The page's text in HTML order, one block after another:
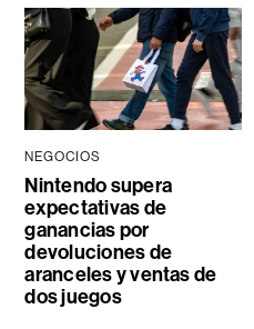
NEGOCIOS
Nintendo supera
expectativas de
ganancias por
devoluciones de
aranceles y ventas de
dos juegos